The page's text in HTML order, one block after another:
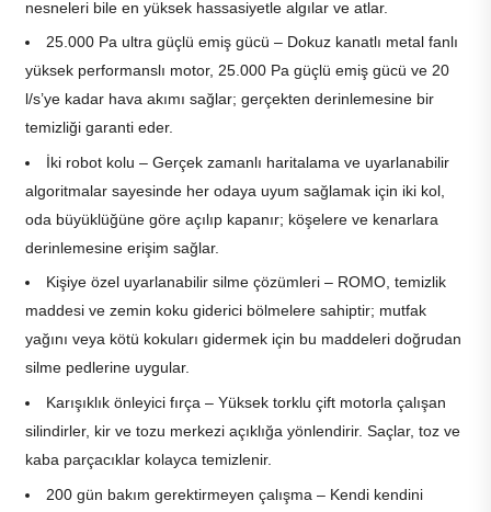
nesneleri bile en yüksek hassasiyetle algılar ve atlar.
25.000 Pa ultra güçlü emiş gücü – Dokuz kanatlı metal fanlı
yüksek performanslı motor, 25.000 Pa güçlü emiş gücü ve 20
l/s’ye kadar hava akımı sağlar; gerçekten derinlemesine bir
temizliği garanti eder.
İki robot kolu – Gerçek zamanlı haritalama ve uyarlanabilir
algoritmalar sayesinde her odaya uyum sağlamak için iki kol,
oda büyüklüğüne göre açılıp kapanır; köşelere ve kenarlara
derinlemesine erişim sağlar.
Kişiye özel uyarlanabilir silme çözümleri – ROMO, temizlik
maddesi ve zemin koku giderici bölmelere sahiptir; mutfak
yağını veya kötü kokuları gidermek için bu maddeleri doğrudan
silme pedlerine uygular.
Karışıklık önleyici fırça – Yüksek torklu çift motorla çalışan
silindirler, kir ve tozu merkezi açıklığa yönlendirir. Saçlar, toz ve
kaba parçacıklar kolayca temizlenir.
200 gün bakım gerektirmeyen çalışma – Kendi kendini